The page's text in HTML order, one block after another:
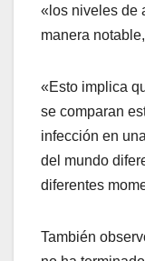
«los niveles de
manera
«Esto implica
se comparan
infección en
del mundo
diferentes
También